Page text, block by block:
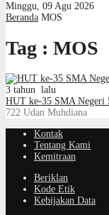
Minggu, 09 Agu 2026
Beranda MOS
Tag : MOS
3 tahun lalu
HUT ke-35 SMA Negeri
722 Udan Muhdiana
Kontak
Tentang Kami
Kemitraan
Beriklan
Kode Etik
Kebijakan Data